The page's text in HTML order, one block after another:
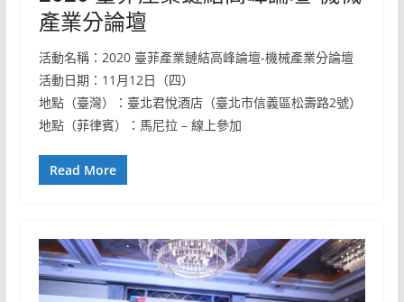
產業分論壇
活動名稱：2020 臺菲產業鏈結高峰論壇-機械產業分論壇
活動日期：11月12日（四）
地點（臺灣）：臺北君悅酒店（臺北市信義區松壽路2號）
地點（菲律賓）：馬尼拉 – 線上參加
Read More